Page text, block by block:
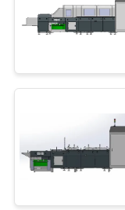
SITIO
PRIVACY
POLICY